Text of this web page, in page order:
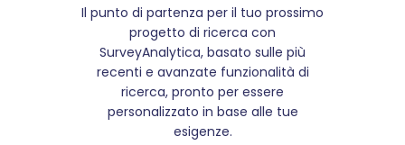
Il punto di partenza per il tuo prossimo
progetto di ricerca con
SurveyAnalytica, basato sulle più
recenti e avanzate funzionalità di
ricerca, pronto per essere
personalizzato in base alle tue
esigenze.